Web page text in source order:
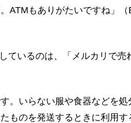
ATMもありがたいですね」（
ているのは、「メルカリで売
。いらない服や食器などを処
ものを発送するときに利用す